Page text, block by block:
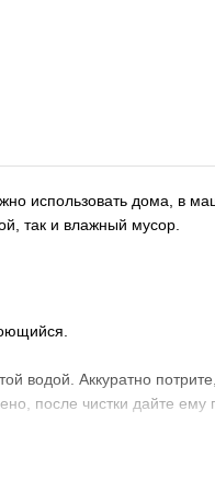
использовать дома, в
так и влажный мусор.
водой. Аккуратно
после чистки дайте ему